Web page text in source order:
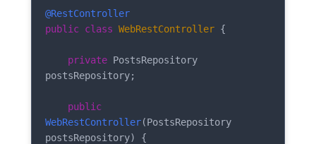
@RestController
public class WebRestController {
private PostsRepository
postsRepository;
public
WebRestController(PostsRepository
postsRepository)
{